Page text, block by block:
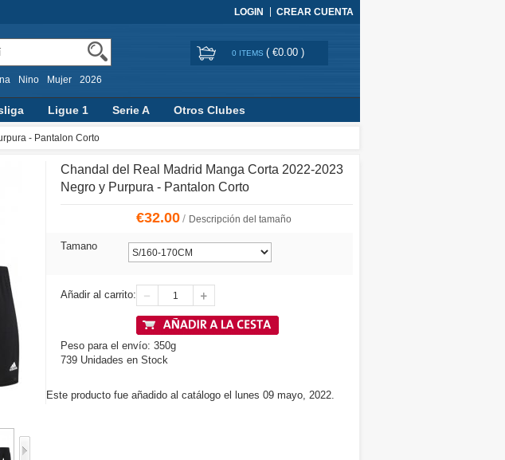
LOGIN CREAR CUENTA
Nino Mujer 2026
0 ITEMS ( €0.00 )
Ligue 1 Serie A Otros Clubes
- Pantalon Corto
Chandal del Real Madrid Manga Corta 2022-2023
Negro y Purpura - Pantalon Corto
€32.00/ Descripción del tamaño
Tamano
Añadir al carrito:
Peso para el envío: 350g
739 Unidades en Stock
Este producto fue añadido al catálogo el lunes 09 mayo, 2022.